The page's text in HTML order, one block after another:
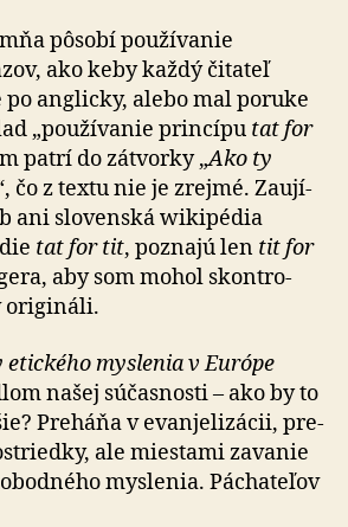
pôsobí používanie
ako keby každý čitateľ
an­glicky, alebo mal poruke
„pou­ží­vanie princípu tat for
patrí do zát­vorky „Ako ty
čo z textu nie je zrejmé. Zau­jí­
ani slo­venská wiki­pédia
tat for tit, poznajú len tit for
aby som mohol skon­tro­
ori­gi­náli.
etického myslenia v Európe
našej súčasnosti – ako by to
Preháňa v evan­je­li­zácii, pre­
ale miestami zavanie
myslenia. Pácha­teľov